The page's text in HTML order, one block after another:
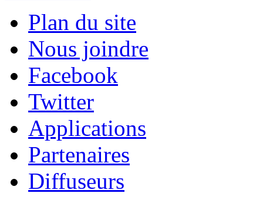
Plan du site
Nous joindre
Facebook
Twitter
Applications
Partenaires
Diffuseurs